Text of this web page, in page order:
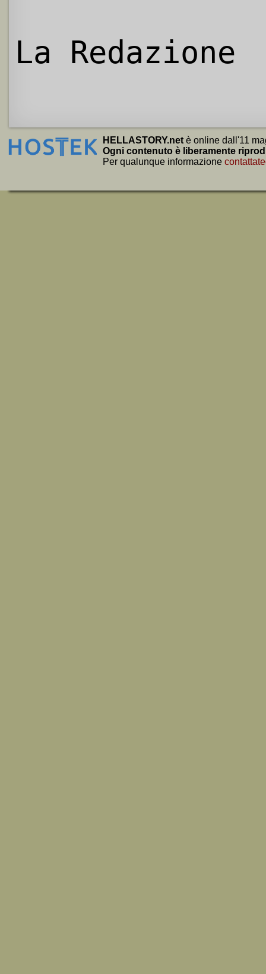
La Redazione
HELLASTORY.net è online dall'11
Ogni contenuto è liberamente
Per qualunque informazione